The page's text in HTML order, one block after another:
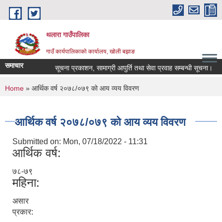
Skip to main content
थलारा गाउँपालिका
गाउँ कार्यपालिकाको कार्यालय, खोली बझाङ
समाचार सूचना प्रकाशन, सामाग्री आपुर्ति तथा सेवा प्रवाह सम्बन्धी सूचना।
You are here
Home » आर्थिक वर्ष २०७८/०७९ को आय व्यय विवरण
आर्थिक वर्ष २०७८/०७९ को आय व्यय विवरण
Submitted on: Mon, 07/18/2022 - 11:31
आर्थिक वर्ष:
७८-७९
महिना:
असार
प्रकार: